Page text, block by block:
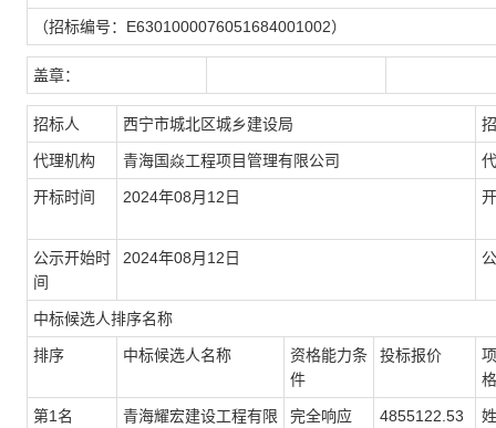
（招标编号：E6301000076051684001002）
盖章：
招标人 西宁市城北区城乡建设局
代理机构 青海国焱工程项目管理有限公司
开标时间 2024年08月12日
公示开始时
间
2024年08月12日
中标候选人排序名称
排序 中标候选人名称
资格能力条
件
投标报价
第1名
青海耀宏建设工程有限
完全响应
4855122.53